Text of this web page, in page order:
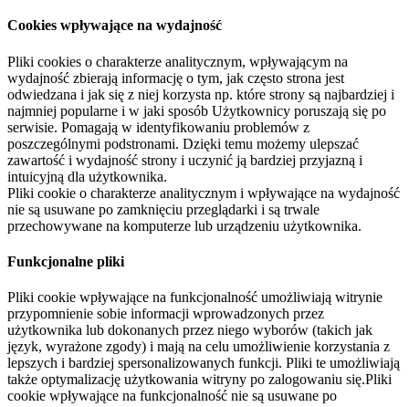
Cookies wpływające na wydajność
Pliki cookies o charakterze analitycznym, wpływającym na
wydajność zbierają informację o tym, jak często strona jest
odwiedzana i jak się z niej korzysta np. które strony są najbardziej i
najmniej popularne i w jaki sposób Użytkownicy poruszają się po
serwisie. Pomagają w identyfikowaniu problemów z
poszczególnymi podstronami. Dzięki temu możemy ulepszać
zawartość i wydajność strony i uczynić ją bardziej przyjazną i
intuicyjną dla użytkownika.
Pliki cookie o charakterze analitycznym i wpływające na wydajność
nie są usuwane po zamknięciu przeglądarki i są trwale
przechowywane na komputerze lub urządzeniu użytkownika.
Funkcjonalne pliki
Pliki cookie wpływające na funkcjonalność umożliwiają witrynie
przypomnienie sobie informacji wprowadzonych przez
użytkownika lub dokonanych przez niego wyborów (takich jak
język, wyrażone zgody) i mają na celu umożliwienie korzystania z
lepszych i bardziej spersonalizowanych funkcji. Pliki te umożliwiają
także optymalizację użytkowania witryny po zalogowaniu się.Pliki
cookie wpływające na funkcjonalność nie są usuwane po